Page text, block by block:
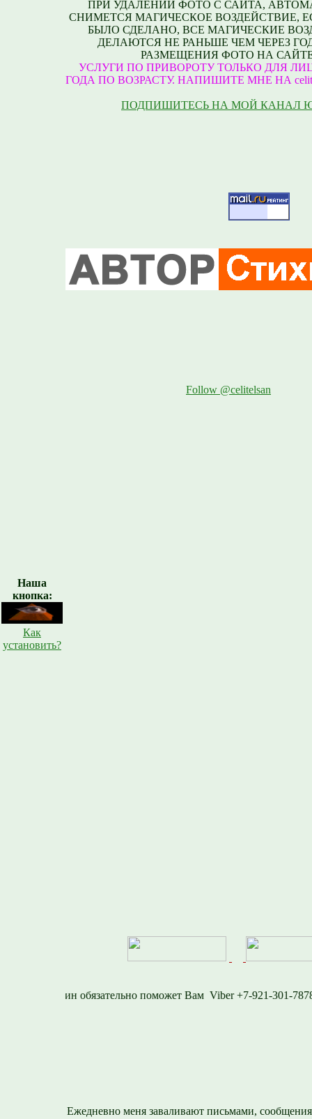
Наша
кнопка:
Как
установить?
ПРИ УДАЛЕНИИ ФОТО С САЙТА,
СНИМЕТСЯ МАГИЧЕСКОЕ ВОЗДЕЙСТВИЕ,
БЫЛО СДЕЛАНО, ВСЕ МАГИЧЕСКИЕ
ДЕЛАЮТСЯ НЕ РАНЬШЕ ЧЕМ ЧЕРЕЗ
РАЗМЕЩЕНИЯ ФОТО НА
УСЛУГИ ПО ПРИВОРОТУ ТОЛЬКО ДЛЯ
ГОДА ПО ВОЗРАСТУ. НАПИШИТЕ МНЕ НА
ПОДПИШИТЕСЬ НА МОЙ КАНАЛ
Follow @celitelsan
Viber +7-921-
Ежедневно меня заваливают письмами,